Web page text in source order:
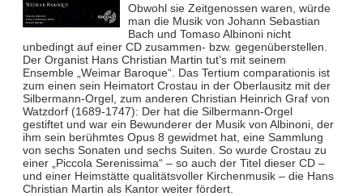
Obwohl sie Zeitgenossen waren, würde
man die Musik von Johann Sebastian
Bach und Tomaso Albinoni nicht
unbedingt auf einer CD zusammen- bzw. gegenüberstellen.
Der Organist Hans Christian Martin tut’s mit seinem
Ensemble „Weimar Baroque“. Das Tertium comparationis ist
zum einen sein Heimatort Crostau in der Oberlausitz mit der
Silbermann-Orgel, zum anderen Christian Heinrich Graf von
Watzdorf (1689-1747): Der hat die Silbermann-Orgel
gestiftet und war ein Bewunderer der Musik von Albinoni, der
ihm sein berühmtes Opus 8 gewidmet hat, eine Sammlung
von sechs Sonaten und sechs Suiten. So wurde Crostau zu
einer „Piccola Serenissima“ – so auch der Titel dieser CD –
und einer Heimstätte qualitätsvoller Kirchenmusik – die Hans
Christian Martin als Kantor weiter fördert.